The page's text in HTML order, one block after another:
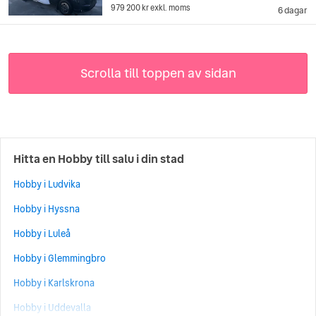
6 dagar
979 200 krexkl. moms
Scrolla till toppen av sidan
Hitta en Hobby till salu i din stad
Hobby i Ludvika
Hobby i Hyssna
Hobby i Luleå
Hobby i Glemmingbro
Hobby i Karlskrona
Hobby i Uddevalla